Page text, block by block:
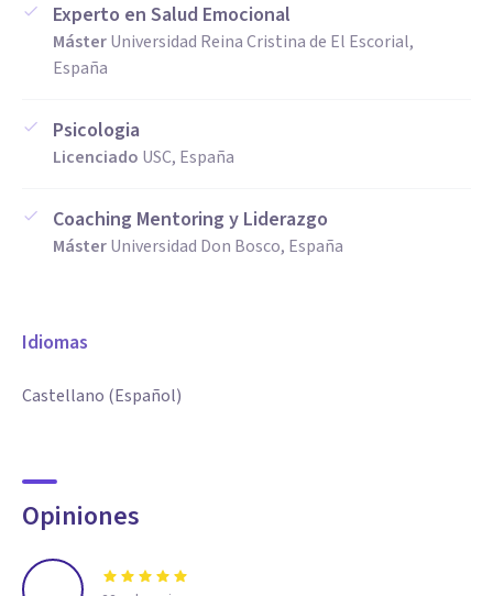
Experto en Salud Emocional
MásterUniversidad Reina Cristina de El Escorial,
España
Psicologia
Licenciado USC, España
Coaching Mentoring y Liderazgo
MásterUniversidad Don Bosco, España
Idiomas
Castellano (Español)
Opiniones